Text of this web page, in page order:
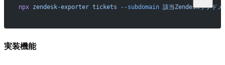
npx zendesk-exporter tickets --subdomain 該当Zendeskサブドメ
実装機能